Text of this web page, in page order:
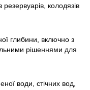
колодязів
глибини, включно з
рішеннями для
води, стічних вод,